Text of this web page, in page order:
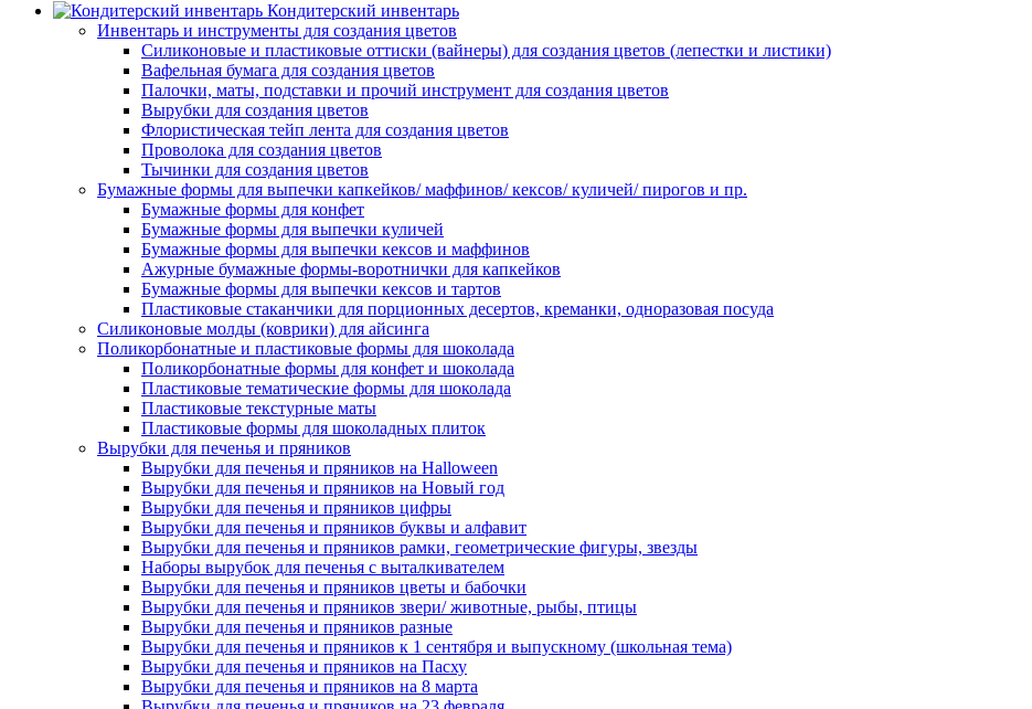
Кондитерский инвентарь
Инвентарь и инструменты для создания цветов
Силиконовые и пластиковые оттиски (вайнеры) для создания цветов (лепестки и листики)
Вафельная бумага для создания цветов
Палочки, маты, подставки и прочий инструмент для создания цветов
Вырубки для создания цветов
Флористическая тейп лента для создания цветов
Проволока для создания цветов
Тычинки для создания цветов
Бумажные формы для выпечки капкейков/ маффинов/ кексов/ куличей/ пирогов и пр.
Бумажные формы для конфет
Бумажные формы для выпечки куличей
Бумажные формы для выпечки кексов и маффинов
Ажурные бумажные формы-воротнички для капкейков
Бумажные формы для выпечки кексов и тартов
Пластиковые стаканчики для порционных десертов, креманки, одноразовая посуда
Силиконовые молды (коврики) для айсинга
Поликорбонатные и пластиковые формы для шоколада
Поликорбонатные формы для конфет и шоколада
Пластиковые тематические формы для шоколада
Пластиковые текстурные маты
Пластиковые формы для шоколадных плиток
Вырубки для печенья и пряников
Вырубки для печенья и пряников на Halloween
Вырубки для печенья и пряников на Новый год
Вырубки для печенья и пряников цифры
Вырубки для печенья и пряников буквы и алфавит
Вырубки для печенья и пряников рамки, геометрические фигуры, звезды
Наборы вырубок для печенья с выталкивателем
Вырубки для печенья и пряников цветы и бабочки
Вырубки для печенья и пряников звери/ животные, рыбы, птицы
Вырубки для печенья и пряников разные
Вырубки для печенья и пряников к 1 сентября и выпускному (школьная тема)
Вырубки для печенья и пряников на Пасху
Вырубки для печенья и пряников на 8 марта